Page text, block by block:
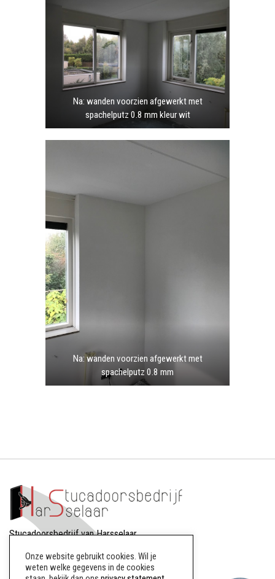
Na: wanden voorzien afgewerkt met
spachelputz 0.8 mm kleur wit
Na: wanden voorzien afgewerkt met
spachelputz 0.8 mm
Stucadoorsbedrijf van Harsselaar
8256AW Biddinghuizen
Onze website gebruikt cookies. Wil je
weten welke gegevens in de cookies